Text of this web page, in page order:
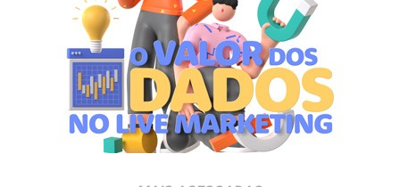
A produção do evento é assinada pela agência Banco_
em parceria com a Storymakers e a Cross Networking,
empresas pertencentes ao ecossistema da Holding
Clube. O projeto criativo mantém a assinatura “Brasil na
Veia”, conceito focado na valorização da cultura nacional,
da música e da hospitalidade carioca.